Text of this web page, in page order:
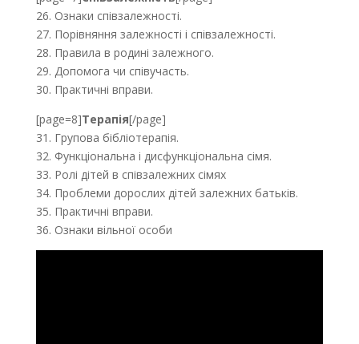
26. Ознаки співзалежності.
27. Порівняння залежності і співзалежності.
28. Правила в родині залежного.
29. Допомога чи співучасть.
30. Практичні вправи.
[page=8]Терапія[/page]
31. Групова бібліотерапія.
32. Функціональна і дисфункціональна сімя.
33. Ролі дітей в співзалежних сімях
34. Проблеми дорослих дітей залежних батьків.
35. Практичні вправи.
36. Ознаки вільної особи